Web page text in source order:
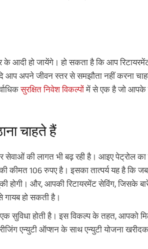
के आदी हो जायेंगे। हो सकता है कि आप
आप अपने जीवन स्तर से समझौता नहीं करना
सुरक्षित निवेश विकल्पोंमें से एक है जो आपके
चाहते हैं
सेवाओं की लागत भी बढ़ रही है। आइए पेट्रोल
कीमत 106 रुपए है। इसका तात्पर्य यह है कि
चुकी होगी। और, आपकी रिटायरमेंट सेविंग, जिसके
हो सकती है।
सुविधा होती है। इस विकल्प के तहत, आपको
एन्युटी ऑप्शन के साथ एन्युटी योजना